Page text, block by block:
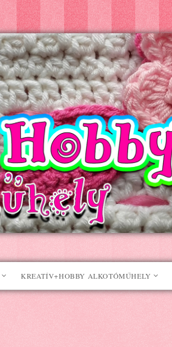
KREATÍV+HOBBY ALKOTÓMŰHELY